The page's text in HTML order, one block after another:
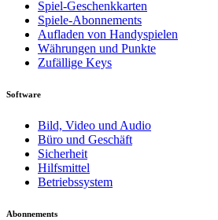
Spiel-Geschenkkarten
Spiele-Abonnements
Aufladen von Handyspielen
Währungen und Punkte
Zufällige Keys
Software
Bild, Video und Audio
Büro und Geschäft
Sicherheit
Hilfsmittel
Betriebssystem
Abonnements